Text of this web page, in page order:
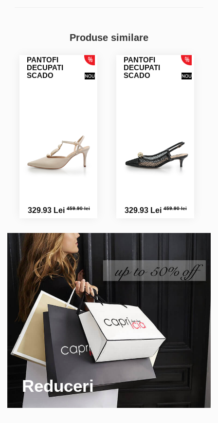
Produse similare
PANTOFI
DECUPATI
SCADO
329.93 Lei459.90 lei
PANTOFI
DECUPATI
SCADO
329.93 Lei459.90 lei
Reduceri